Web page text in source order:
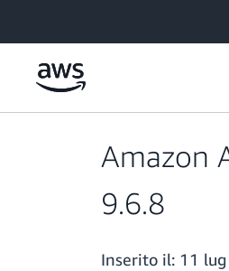
Amazon
9.6.8
Inserito il: 11